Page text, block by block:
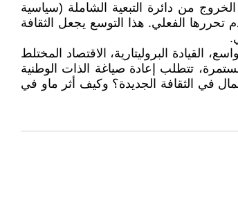
من دائرة التبعية الشاملة (سياسية
تحررها الفعلي. هذا التوسع يجعل الثقافة
البروليتارية، الاقتصاد المختلط
تتطلب إعادة صياغة الذات الوطنية
في الثقافة الجديدة؟ وكيف أثر ماو في